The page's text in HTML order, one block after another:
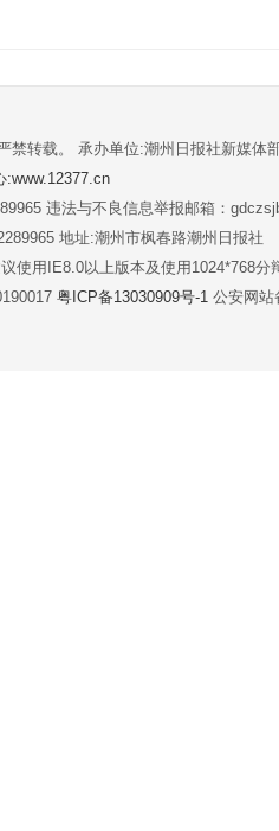
禁转载。 承办单位:潮州日报社新媒体
:www.12377.cn
违法与不良信息举报邮箱：
地址:潮州市枫春路潮州日报社
使用IE8.0以上版本及使用1024*768分
粤ICP备13030909号-1 公安网站